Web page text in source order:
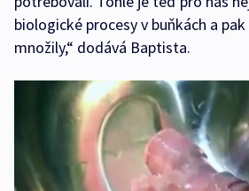
biologické procesy v buňkách a
množily,“ dodává Baptista.